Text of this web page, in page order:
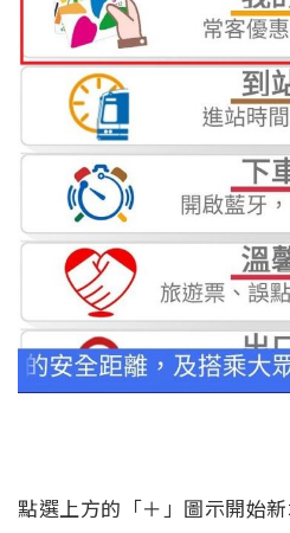
點選上方的「＋」圖示開始新